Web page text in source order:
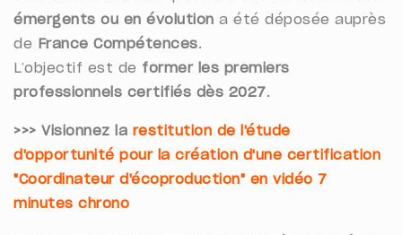
émergents ou en évolution a été déposée auprès
de
France Compétences.
L’objectif est de former les premiers
professionnels certifiés dès 2027 .
>>> Visionnez la restitution de l'étude
d'opportunité pour la création d'une certification
"Coordinateur d'écoproduction" en vidéo 7
minutes chrono